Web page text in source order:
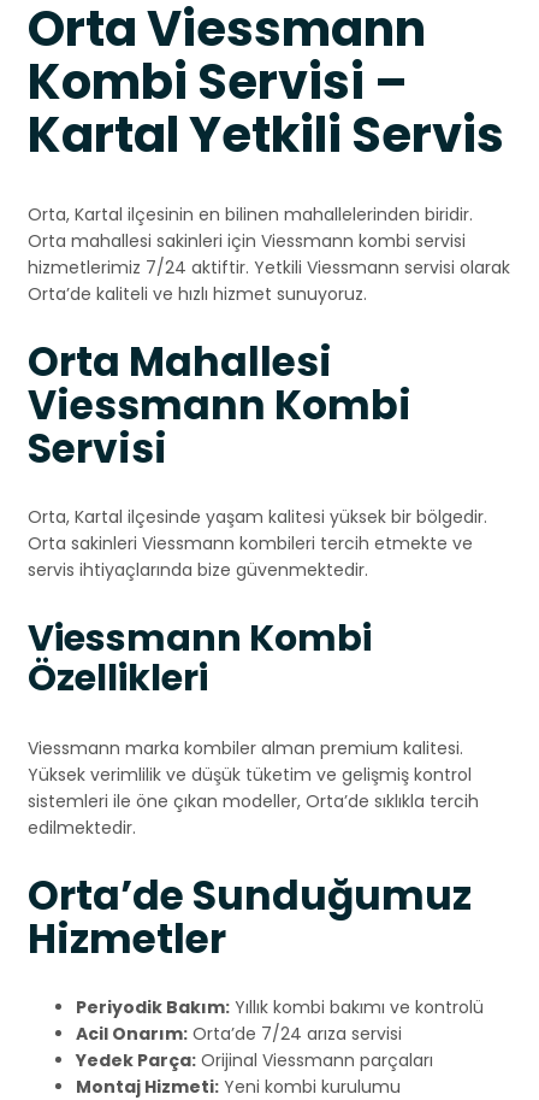
Orta Viessmann
Kombi Servisi –
Kartal Yetkili Servis
Orta, Kartal ilçesinin en bilinen mahallelerinden biridir.
Orta mahallesi sakinleri için Viessmann kombi servisi
hizmetlerimiz 7/24 aktiftir. Yetkili Viessmann servisi olarak
Orta’de kaliteli ve hızlı hizmet sunuyoruz.
Orta Mahallesi
Viessmann Kombi
Servisi
Orta, Kartal ilçesinde yaşam kalitesi yüksek bir bölgedir.
Orta sakinleri Viessmann kombileri tercih etmekte ve
servis ihtiyaçlarında bize güvenmektedir.
Viessmann Kombi
Özellikleri
Viessmann marka kombiler alman premium kalitesi.
Yüksek verimlilik ve düşük tüketim ve gelişmiş kontrol
sistemleri ile öne çıkan modeller, Orta’de sıklıkla tercih
edilmektedir.
Orta’de Sunduğumuz
Hizmetler
Periyodik Bakım: Yıllık kombi bakımı ve kontrolü
Acil Onarım: Orta’de 7/24 arıza servisi
Yedek Parça: Orijinal Viessmann parçaları
Montaj Hizmeti: Yeni kombi kurulumu